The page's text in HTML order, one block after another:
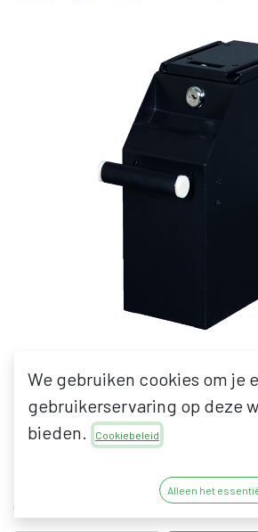
DE RAAT
59,65€ 70,18€
hors taxes
Op bestelling
We gebruiken cookies om je
gebruikerservaring op deze
bieden.
Cookiebeleid
Alleen het